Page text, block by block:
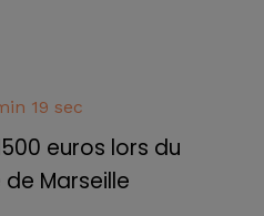
19 sec
euros lors du
de Marseille